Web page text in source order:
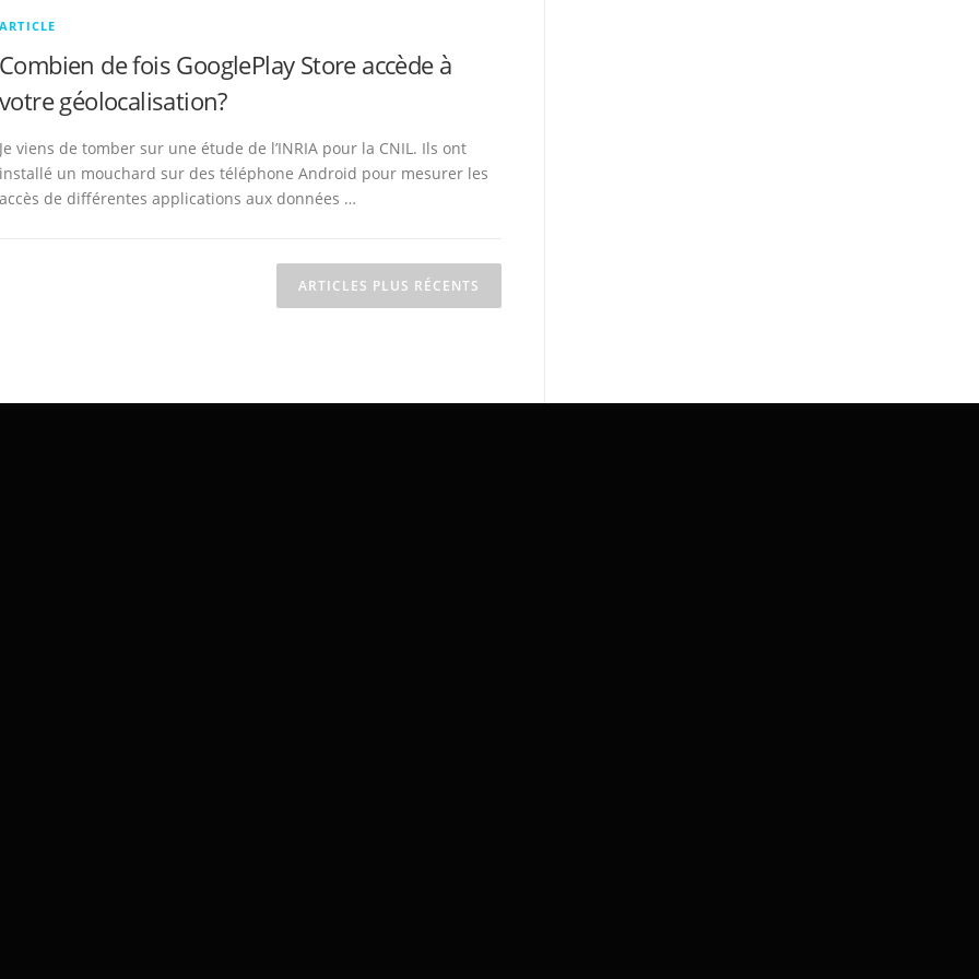
ARTICLE
Combien de fois GooglePlay Store accède à
votre géolocalisation?
Je viens de tomber sur une étude de l’INRIA pour la CNIL. Ils ont
installé un mouchard sur des téléphone Android pour mesurer les
accès de différentes applications aux données …
ARTICLES PLUS RÉCENTS